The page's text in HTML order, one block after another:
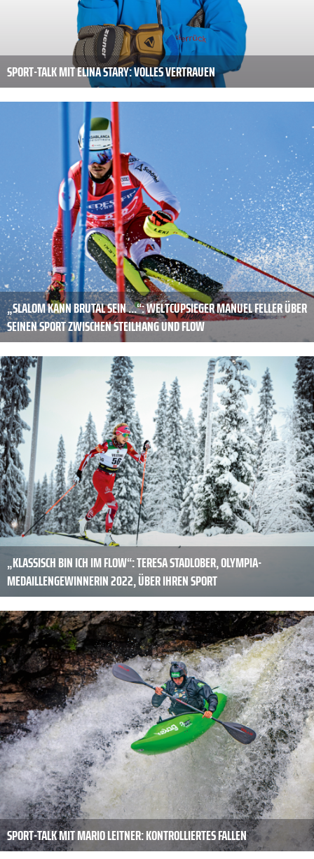
SPORT-TALK MIT ELINA STARY: VOLLES VERTRAUEN
„SLALOM KANN BRUTAL SEIN ...“: WELTCUPSIEGER MANUEL FELLER ÜBER
SEINEN SPORT ZWISCHEN STEILHANG UND FLOW
„KLASSISCH BIN ICH IM FLOW“: TERESA STADLOBER, OLYMPIA-
MEDAILLENGEWINNERIN 2022, ÜBER IHREN SPORT
SPORT-TALK MIT MARIO LEITNER: KONTROLLIERTES FALLEN